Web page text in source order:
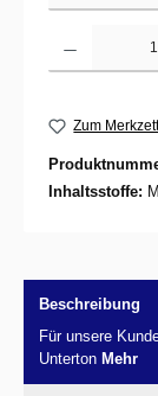
Zum
Inhaltsstoffe:
Beschreibung
Für unsere
Unterton Mehr